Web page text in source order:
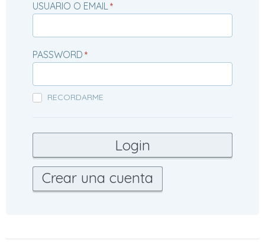
USUARIO O EMAIL *
PASSWORD *
RECORDARME
Crear una cuenta